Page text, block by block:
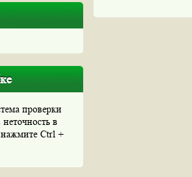
проверки
в
нажмите Ctrl +